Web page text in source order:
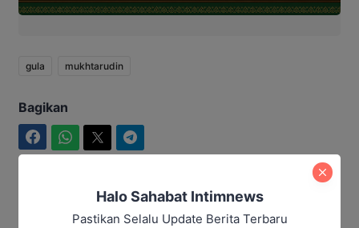
gula mukhtarudin
Bagikan
Halo Sahabat Intimnews
Pastikan Selalu Update Berita Terbaru